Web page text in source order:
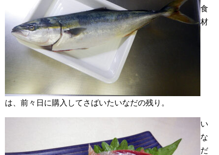
食
材
は、前々日に購入してさばいたいなだの残り。
い
な
だ